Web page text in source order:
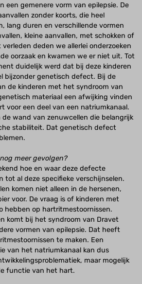
een gemenere vorm van epilepsie. De
zonder koorts, die heel
lang duren en verschillende vormen
kleine aanvallen, met schokken of
deden we allerlei onderzoeken
oorzaak en kwamen we er niet uit. Tot
duidelijk werd dat bij deze kinderen
bijzonder genetisch defect. Bij de
de kinderen met het syndroom van
materiaal een afwijking vinden
voor een deel van een natriumkanaal.
wand van zenuwcellen die belangrijk
stabiliteit. Dat genetisch defect
meer gevolgen?
hoe en waar deze defecte
tot al deze specifieke verschijnselen.
komen niet alleen in de hersenen,
voor. De vraag is of kinderen met
hebben op hartritmestoornissen.
komt bij het syndroom van Dravet
vormen van epilepsie. Dat heeft
te maken. Een
van het natriumkanaal kan dus
maar mogelijk
functie van het hart.